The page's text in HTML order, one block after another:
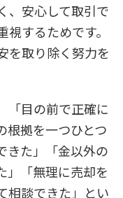
、安心して取引で
するためです。
を取り除く努力を
「目の前で正確に
根拠を一つひとつ
きた」「金以外の
」「無理に売却を
相談できた」とい